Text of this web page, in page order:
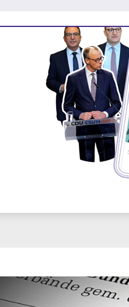
eines
es vergangenes
die über